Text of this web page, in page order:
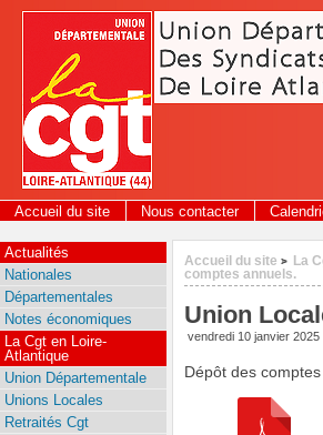
Panneau de gestion des cookies
Accueil du site Nous contacter
Accueil du site > La
comptes annuels.
Union
vendredi 10 janvier 2025
Dépôt des
Actualités
Nationales
Départementales
Notes économiques
La Cgt en Loire-
Atlantique
Union Départementale
Unions Locales
Retraités Cgt